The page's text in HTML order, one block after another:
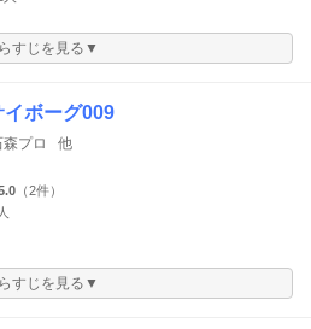
すじを見る▼
ボーグ009
森プロ 他
（2件）
すじを見る▼